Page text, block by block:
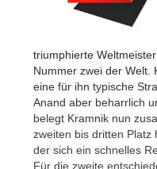
triumphierte
Nummer zwei der Welt.
eine für ihn typische
Anand aber beharrlich
belegt Kramnik nun
zweiten bis dritten Platz
der sich ein schnelles
Für die zweite